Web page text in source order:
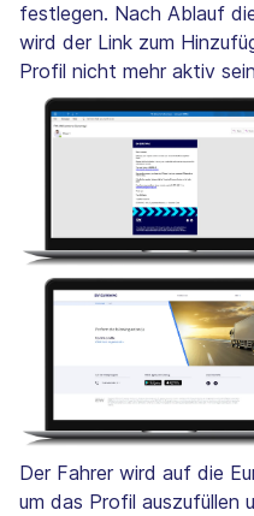
festlegen. Nach Ablauf
wird der Link zum
Profil nicht mehr aktiv
Der Fahrer wird auf die
um das Profil auszufüllen